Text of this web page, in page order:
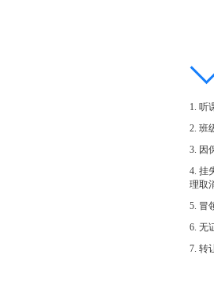
1. 听
2. 班
3. 因
4. 挂
理取
5. 冒
6. 无
7. 转